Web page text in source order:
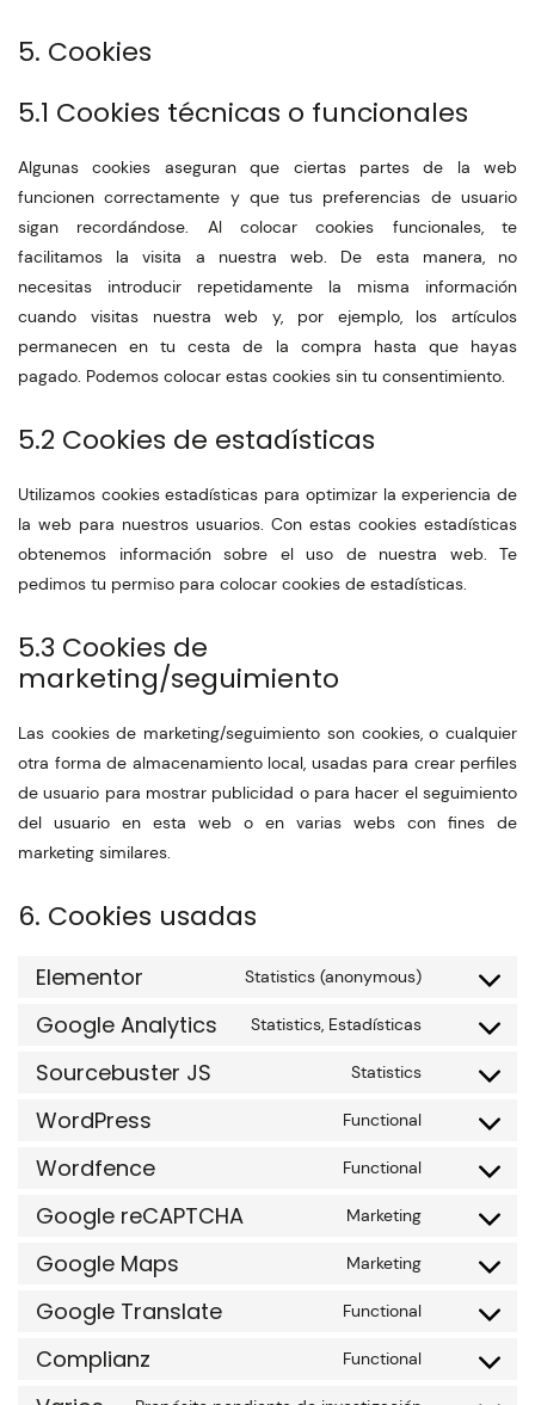
5. Cookies
5.1 Cookies técnicas o funcionales
Algunas cookies aseguran que ciertas partes de la web
funcionen correctamente y que tus preferencias de usuario
sigan recordándose. Al colocar cookies funcionales, te
facilitamos la visita a nuestra web. De esta manera, no
necesitas introducir repetidamente la misma información
cuando visitas nuestra web y, por ejemplo, los artículos
permanecen en tu cesta de la compra hasta que hayas
pagado. Podemos colocar estas cookies sin tu consentimiento.
5.2 Cookies de estadísticas
Utilizamos cookies estadísticas para optimizar la experiencia de
la web para nuestros usuarios. Con estas cookies estadísticas
obtenemos información sobre el uso de nuestra web. Te
pedimos tu permiso para colocar cookies de estadísticas.
5.3 Cookies de
marketing/seguimiento
Las cookies de marketing/seguimiento son cookies, o cualquier
otra forma de almacenamiento local, usadas para crear perfiles
de usuario para mostrar publicidad o para hacer el seguimiento
del usuario en esta web o en varias webs con fines de
marketing similares.
6. Cookies usadas
Elementor Statistics (anonymous)
Google Analytics Statistics, Estadísticas
Sourcebuster JS Statistics
WordPress Functional
Wordfence Functional
Google reCAPTCHA Marketing
Google Maps Marketing
Google Translate Functional
Complianz Functional